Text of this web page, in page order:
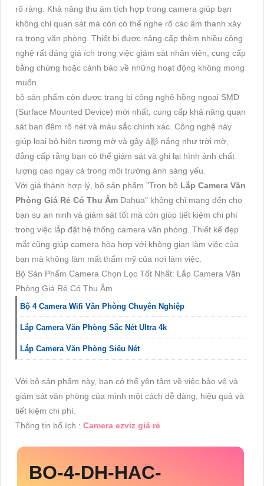
rõ ràng. Khả năng thu âm tích hợp trong camera giúp bạn
không chỉ quan sát mà còn có thể nghe rõ các âm thanh xảy
ra trong văn phòng. Thiết bị được nâng cấp thêm nhiều công
nghệ rất đáng giá ích trong việc giám sát nhân viên, cung cấp
bằng chứng hoặc cảnh báo về những hoạt động không mong
muốn.
bộ sản phẩm còn được trang bị công nghệ hồng ngoại SMD
(Surface Mounted Device) mới nhất, cung cấp khả năng quan
sát ban đêm rõ nét và màu sắc chính xác. Công nghệ này
giúp loại bỏ hiện tượng mờ và gây ả影 nắng như trời mờ,
đẳng cấp rằng bạn có thể giám sát và ghi lại hình ảnh chất
lượng cao ngay cả trong môi trường ánh sáng yếu.
Với giá thành hợp lý, bộ sản phẩm "Trọn bộ Lắp Camera Văn
Phòng Giá Rẻ Có Thu Âm Dahua" không chỉ mang đến cho
bạn sự an ninh và giám sát tốt mà còn giúp tiết kiệm chi phí
trong việc lắp đặt hệ thống camera văn phòng. Thiết kế đẹp
mắt cũng giúp camera hòa hợp với không gian làm việc của
bạn mà không làm mất thẩm mỹ của nơi làm việc.
Bộ Sản Phẩm Camera Chọn Lọc Tốt Nhất: Lắp Camera Văn
Phòng Giá Rẻ Có Thu Âm
Bộ 4 Camera Wifi Văn Phòng Chuyên Nghiệp
Lắp Camera Văn Phòng Sắc Nét Ultra 4k
Lắp Camera Văn Phòng Siêu Nét
Với bộ sản phẩm này, bạn có thể yên tâm về việc bảo vệ và
giám sát văn phòng của mình một cách dễ dàng, hiệu quả và
tiết kiệm chi phí.
Thông tin bổ ích : Camera ezviz giá rẻ
BO-4-DH-HAC-